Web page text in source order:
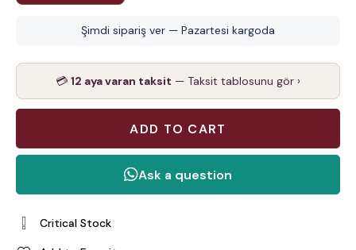
Şimdi sipariş ver — Pazartesi kargoda
💳 12 aya varan taksit — Taksit tablosunu gör ›
Critical Stock